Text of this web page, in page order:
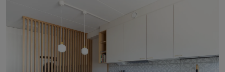
Färdigt: 2025
Butik: Espoo